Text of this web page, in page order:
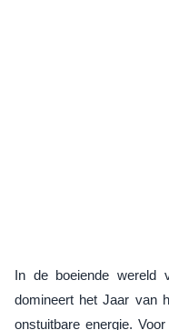
In de boeiende wereld
domineert het Jaar van
onstuitbare energie.